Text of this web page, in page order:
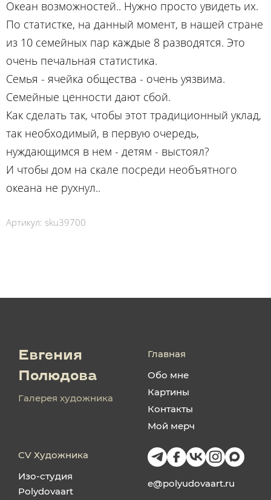
Океан возможностей.. Нужно просто увидеть их.
По статистке, на данный момент, в нашей стране
из 10 семейных пар каждые 8 разводятся. Это
очень печальная статистика.
Семья - ячейка общества - очень уязвима.
Семейные ценности дают сбой.
Как сделать так, чтобы этот традиционный уклад,
так необходимый, в первую очередь,
нуждающимся в нем - детям - выстоял?
И чтобы дом на скале посреди необъятного
океана не рухнул..
Артикул: sku39700
Евгения
Полюдова
Галерея художника
Главная
Обо мне
Картины
Контакты
Мой мерч
CV Художника
Изо-студия
Polydovaart
e@polyudovaart.ru